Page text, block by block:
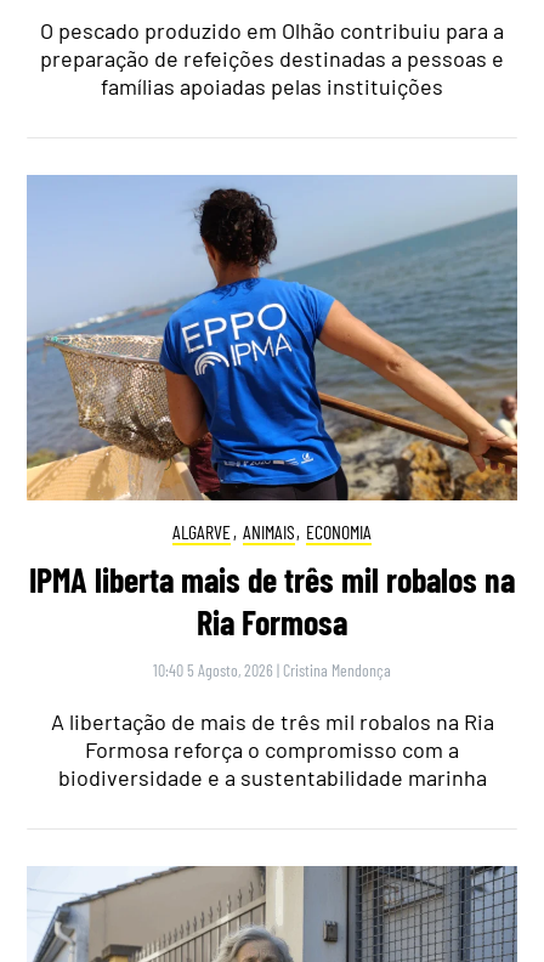
O pescado produzido em Olhão contribuiu para a
preparação de refeições destinadas a pessoas e
famílias apoiadas pelas instituições
ALGARVE, ANIMAIS, ECONOMIA
IPMA liberta mais de três mil robalos na
Ria Formosa
10:40 5 Agosto, 2026 | Cristina Mendonça
A libertação de mais de três mil robalos na Ria
Formosa reforça o compromisso com a
biodiversidade e a sustentabilidade marinha